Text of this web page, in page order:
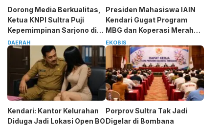
Dorong Media Berkualitas,
Ketua KNPI Sultra Puji
Kepemimpinan Sarjono di
SMSI
DAERAH
Presiden Mahasiswa IAIN
Kendari Gugat Program
MBG dan Koperasi Merah
Putih
EKOBIS
Kendari: Kantor Kelurahan
Diduga Jadi Lokasi Open BO
Porprov Sultra Tak Jadi
Digelar di Bombana